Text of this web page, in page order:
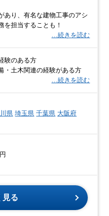
あり、有名な建物工事のアシ
を担当することも！
…続きを読む
験のある方
・土木関連の経験がある方
…続きを読む
県 埼玉県 千葉県 大阪府
見る